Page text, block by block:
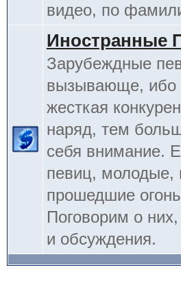
видео, по
Иностранные
Зарубеждные
вызывающе, ибо
жесткая
наряд, тем
себя внимание.
певиц, молодые,
прошедшие
Поговорим о
и обсуждения.